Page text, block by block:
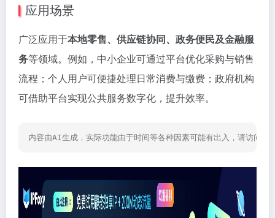
应用场景
广泛应用于本地零售、供应链协同、政务便民及金融服
务等领域。例如，中小企业可通过平台优化采购与销售
流程；个人用户可便捷处理日常消费与缴费；政府机构
可借助平台实现公共服务数字化，提升效率。
内容由AI生成，实际功能由于时间等各种因素可能有出入，请访问网